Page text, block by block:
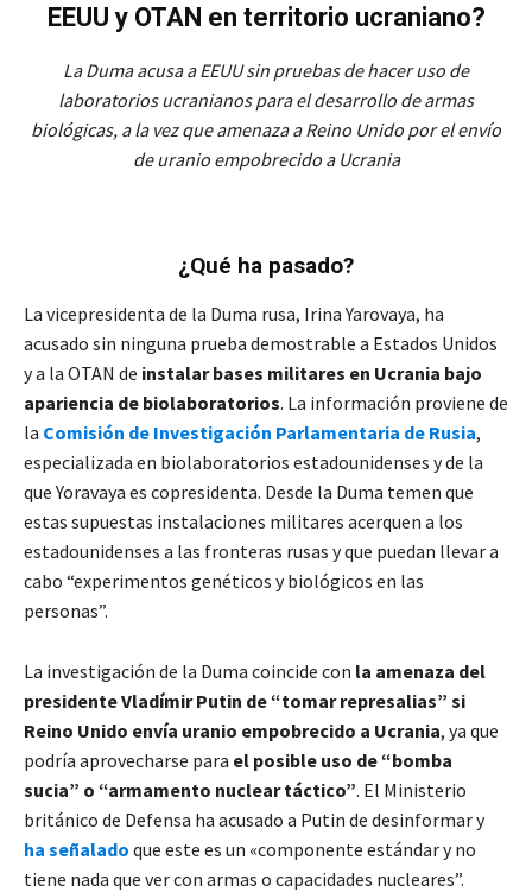
EEUU y OTAN en territorio ucraniano?
La Duma acusa a EEUU sin pruebas de hacer uso de
laboratorios ucranianos para el desarrollo de armas
biológicas, a la vez que amenaza a Reino Unido por el envío
de uranio empobrecido a Ucrania
¿Qué ha pasado?
La vicepresidenta de la Duma rusa, Irina Yarovaya, ha
acusado sin ninguna prueba demostrable a Estados Unidos
y a la OTAN de instalar bases militares en Ucrania bajo
apariencia de biolaboratorios. La información proviene de
la Comisión de Investigación Parlamentaria de Rusia,
especializada en biolaboratorios estadounidenses y de la
que Yoravaya es copresidenta. Desde la Duma temen que
estas supuestas instalaciones militares acerquen a los
estadounidenses a las fronteras rusas y que puedan llevar a
cabo “experimentos genéticos y biológicos en las
personas”.
La investigación de la Duma coincide con la amenaza del
presidente Vladímir Putin de “tomar represalias” si
Reino Unido envía uranio empobrecido a Ucrania, ya que
podría aprovecharse para el posible uso de “bomba
sucia” o “armamento nuclear táctico”. El Ministerio
británico de Defensa ha acusado a Putin de desinformar y
ha señalado que este es un «componente estándar y no
tiene nada que ver con armas o capacidades nucleares”.